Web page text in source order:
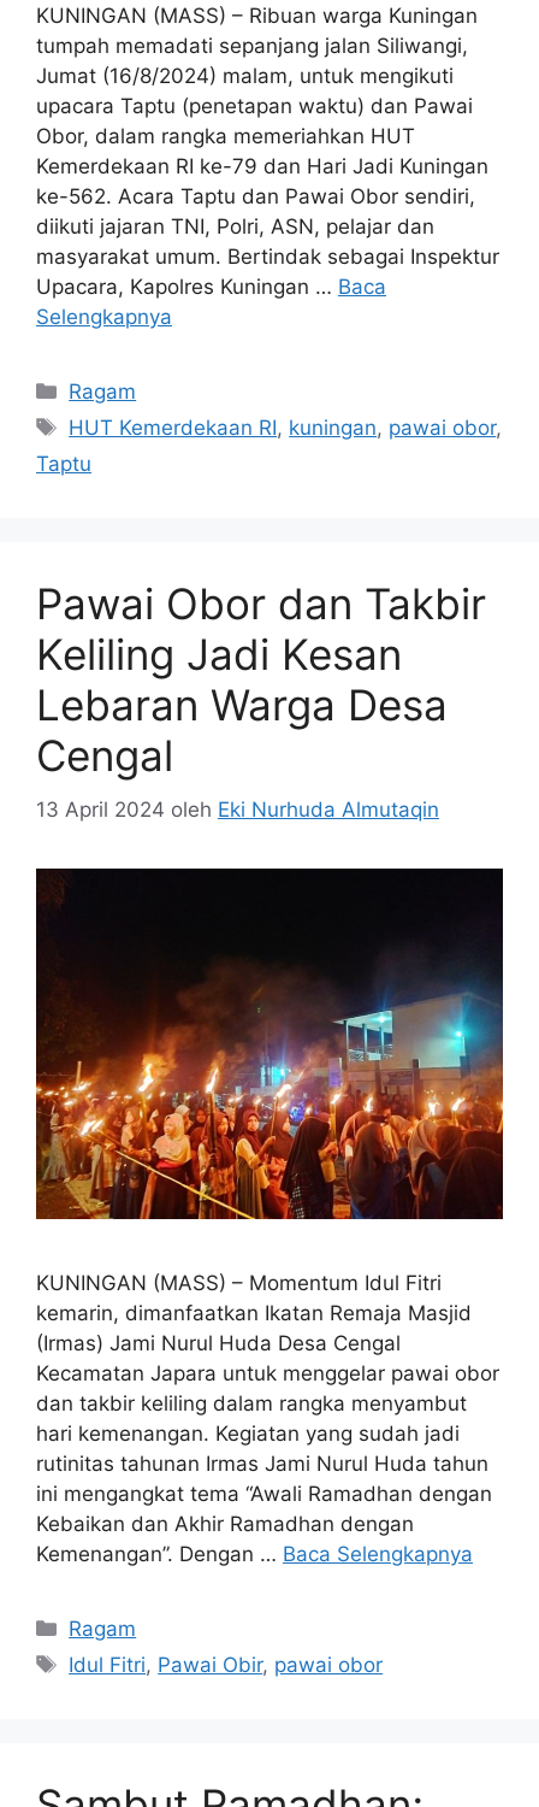
KUNINGAN (MASS) – Ribuan warga Kuningan
tumpah memadati sepanjang jalan Siliwangi,
Jumat (16/8/2024) malam, untuk mengikuti
upacara Taptu (penetapan waktu) dan Pawai
Obor, dalam rangka memeriahkan HUT
Kemerdekaan RI ke-79 dan Hari Jadi Kuningan
ke-562. Acara Taptu dan Pawai Obor sendiri,
diikuti jajaran TNI, Polri, ASN, pelajar dan
masyarakat umum. Bertindak sebagai Inspektur
Upacara, Kapolres Kuningan … Baca
Selengkapnya
Kategori
Ragam
Tag
HUT Kemerdekaan RI, kuningan, pawai obor,
Taptu
Pawai Obor dan Takbir
Keliling Jadi Kesan
Lebaran Warga Desa
Cengal
13 April 2024 oleh Eki Nurhuda Almutaqin
KUNINGAN (MASS) – Momentum Idul Fitri
kemarin, dimanfaatkan Ikatan Remaja Masjid
(Irmas) Jami Nurul Huda Desa Cengal
Kecamatan Japara untuk menggelar pawai obor
dan takbir keliling dalam rangka menyambut
hari kemenangan. Kegiatan yang sudah jadi
rutinitas tahunan Irmas Jami Nurul Huda tahun
ini mengangkat tema “Awali Ramadhan dengan
Kebaikan dan Akhir Ramadhan dengan
Kemenangan”. Dengan … Baca Selengkapnya
Kategori
Ragam
Tag
Idul Fitri, Pawai Obir, pawai obor